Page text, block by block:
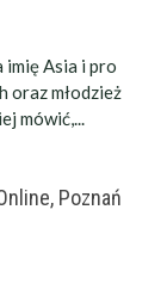
imię Asia i pro
oraz młodzież
mówić,...
Poznań